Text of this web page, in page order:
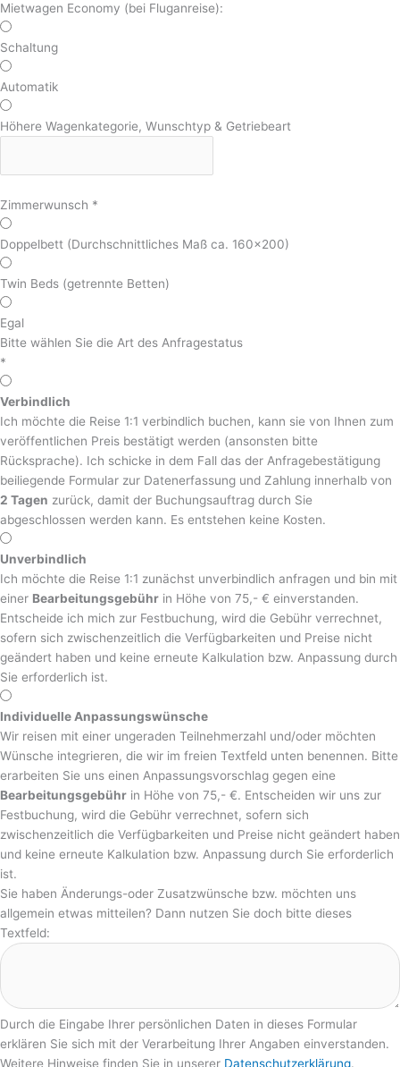
Mietwagen Economy (bei Fluganreise):
Schaltung
Automatik
Höhere Wagenkategorie, Wunschtyp & Getriebeart
Zimmerwunsch *
Doppelbett (Durchschnittliches Maß ca. 160x200)
Twin Beds (getrennte Betten)
Egal
Bitte wählen Sie die Art des Anfragestatus
*
Verbindlich
Ich möchte die Reise 1:1 verbindlich buchen, kann sie von Ihnen zum
veröffentlichen Preis bestätigt werden (ansonsten bitte
Rücksprache). Ich schicke in dem Fall das der Anfragebestätigung
beiliegende Formular zur Datenerfassung und Zahlung innerhalb von
2 Tagen zurück, damit der Buchungsauftrag durch Sie
abgeschlossen werden kann. Es entstehen keine Kosten.
Unverbindlich
Ich möchte die Reise 1:1 zunächst unverbindlich anfragen und bin mit
einer Bearbeitungsgebühr in Höhe von 75,- € einverstanden.
Entscheide ich mich zur Festbuchung, wird die Gebühr verrechnet,
sofern sich zwischenzeitlich die Verfügbarkeiten und Preise nicht
geändert haben und keine erneute Kalkulation bzw. Anpassung durch
Sie erforderlich ist.
Individuelle Anpassungswünsche
Wir reisen mit einer ungeraden Teilnehmerzahl und/oder möchten
Wünsche integrieren, die wir im freien Textfeld unten benennen. Bitte
erarbeiten Sie uns einen Anpassungsvorschlag gegen eine
Bearbeitungsgebühr in Höhe von 75,- €. Entscheiden wir uns zur
Festbuchung, wird die Gebühr verrechnet, sofern sich
zwischenzeitlich die Verfügbarkeiten und Preise nicht geändert haben
und keine erneute Kalkulation bzw. Anpassung durch Sie erforderlich
ist.
Sie haben Änderungs-oder Zusatzwünsche bzw. möchten uns
allgemein etwas mitteilen? Dann nutzen Sie doch bitte dieses
Textfeld:
Durch die Eingabe Ihrer persönlichen Daten in dieses Formular
erklären Sie sich mit der Verarbeitung Ihrer Angaben einverstanden.
Weitere Hinweise finden Sie in unserer Datenschutzerklärung.